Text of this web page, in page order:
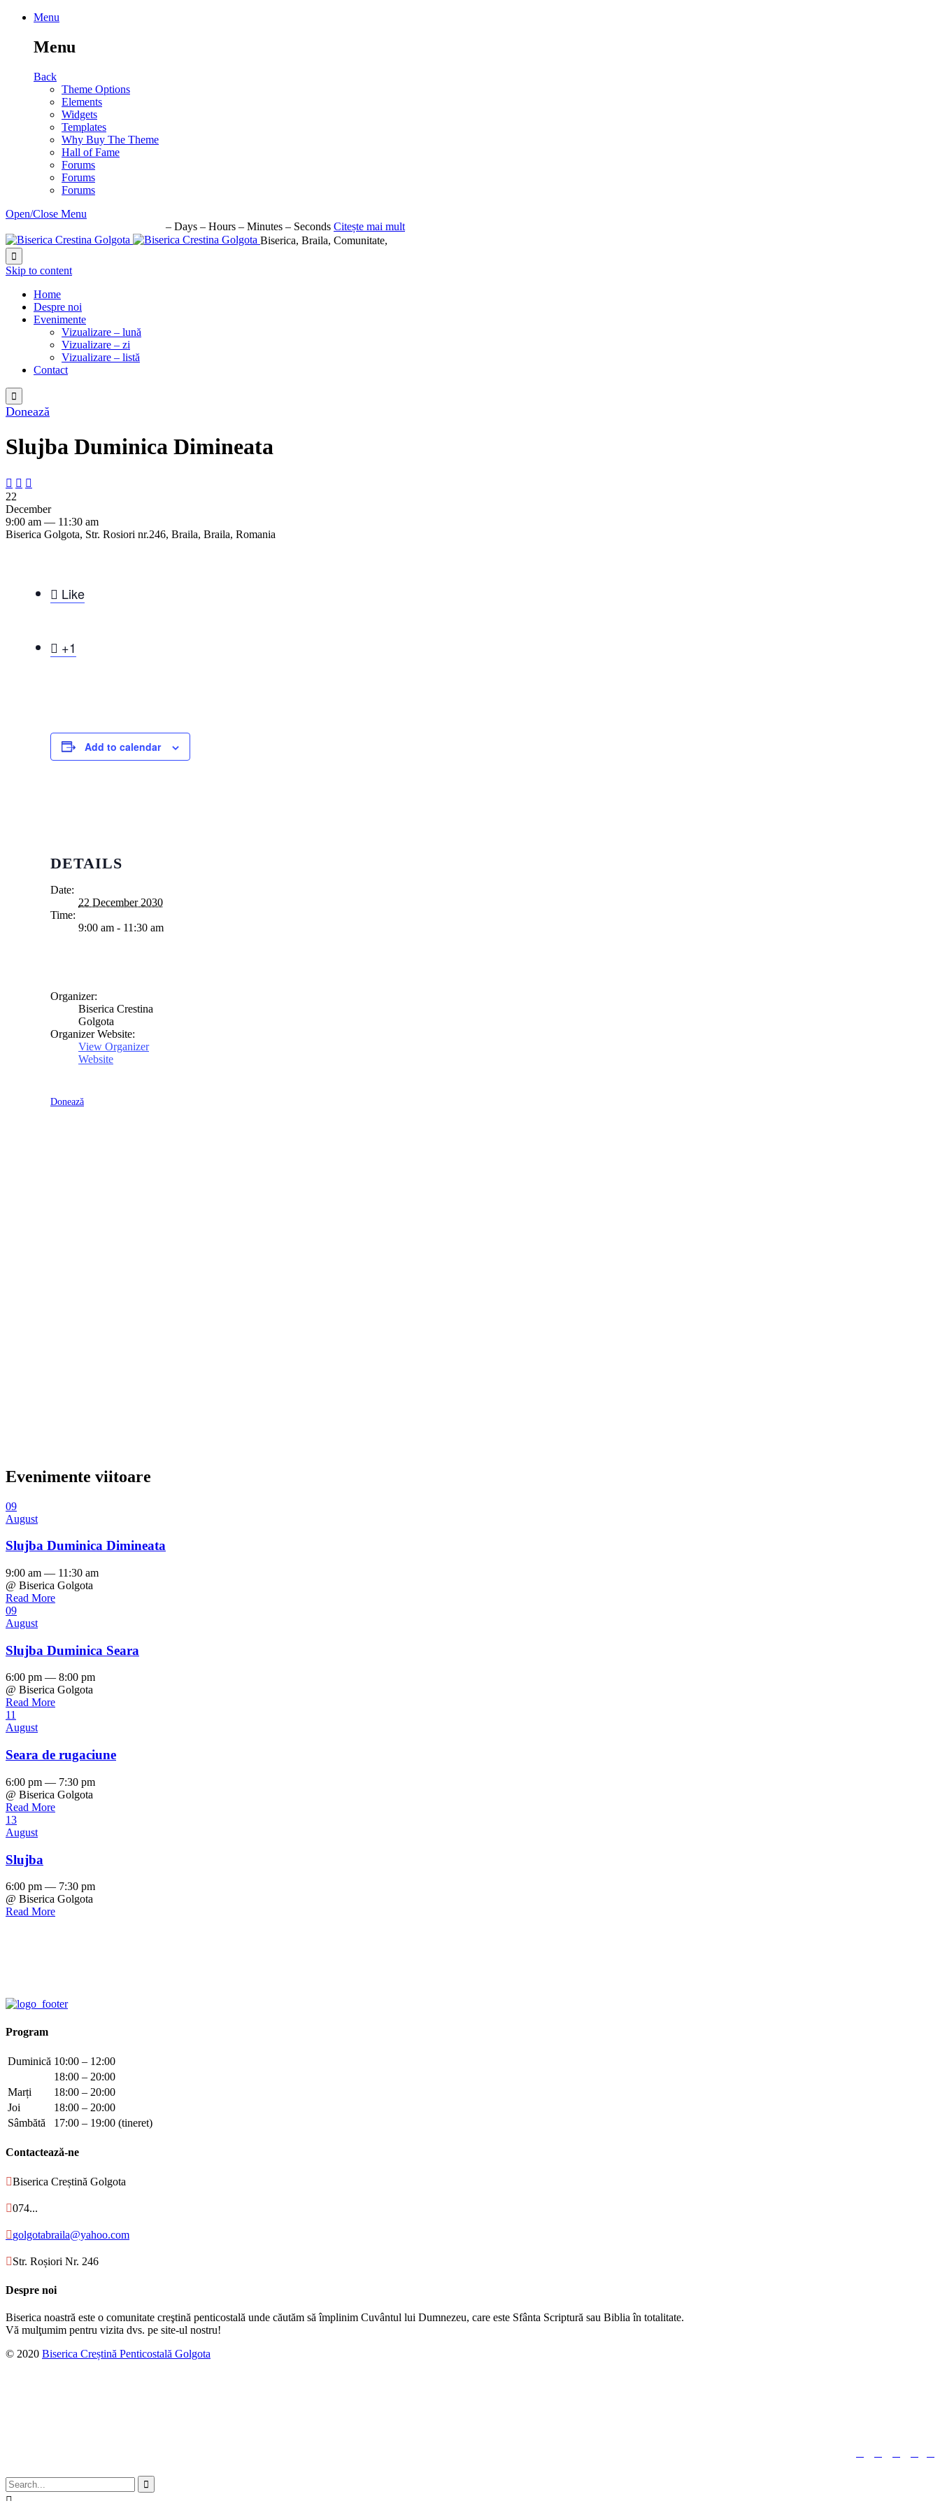
Menu
Menu
Back
Theme Options
Elements
Widgets
Templates
Why Buy The Theme
Hall of Fame
Forums
Forums
Forums
Open/Close Menu
– Days – Hours – Minutes – Seconds Citește mai mult
Biserica, Braila, Comunitate,

Skip to content
Home
Despre noi
Evenimente
Vizualizare – lună
Vizualizare – zi
Vizualizare – listă
Contact

Donează
Slujba Duminica Dimineata
  
22
December
9:00 am — 11:30 am
Biserica Golgota, Str. Rosiori nr.246, Braila, Braila, Romania
 Like
 +1
Add to calendar
DETAILS
Date:
22 December 2030
Time:
9:00 am - 11:30 am
Organizer:
Biserica Crestina
Golgota
Organizer Website:
View Organizer
Website
Donează
Evenimente viitoare
09
August
Slujba Duminica Dimineata
9:00 am — 11:30 am
@ Biserica Golgota
Read More
09
August
Slujba Duminica Seara
6:00 pm — 8:00 pm
@ Biserica Golgota
Read More
11
August
Seara de rugaciune
6:00 pm — 7:30 pm
@ Biserica Golgota
Read More
13
August
Slujba
6:00 pm — 7:30 pm
@ Biserica Golgota
Read More
Program
Duminică 10:00 – 12:00
18:00 – 20:00
Marți
18:00 – 20:00
Joi
18:00 – 20:00
Sâmbătă
17:00 – 19:00 (tineret)
Contactează-ne
Biserica Creștină Golgota
074...
golgotabraila@yahoo.com
Str. Roșiori Nr. 246
Despre noi
Biserica noastră este o comunitate creştină penticostală unde căutăm să împlinim Cuvântul lui Dumnezeu, care este Sfânta Scriptură sau Biblia în totalitate.
Vă mulţumim pentru vizita dvs. pe site-ul nostru!
© 2020 Biserica Creștină Penticostală Golgota

